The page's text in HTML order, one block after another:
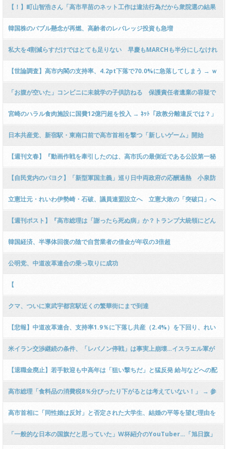
【！】町山智浩さん「高市早苗のネット工作は違法行為だから衆院選の結果
も通過させた法案も全部無効にすべき！」
韓国株のバブル懸念が再燃、高齢者のレバレッジ投資も急増
私大を4割減らすだけではとても足りない 早慶もMARCHも半分にしなけれ
ば生き残れない少子化の現実
【世論調査】高市内閣の支持率、4.2pt下落で70.0%に急落してしまう → ｗ
ｗｗｗｗｗｗｗｗｗｗｗｗｗｗｗｗｗｗｗ
「お腹が空いた」コンビニに未就学の子供訪ねる 保護責任者遺棄の容疑で
付き合ってる男と母逮捕
宮崎のハラル食肉施設に国費12億円超を投入 → ﾈｯﾄ「政教分離違反では？」
「和牛をメッカに向けてアッラーフ・アクバル」「輸出ビジネスの支援でし
ょ？」
日本共産党、新宿駅・東南口前で高市首相を撃つ「新しいゲーム」開始
「流石におかしい」と非難の声相次ぐ
【週刊文春】『動画作戦を牽引したのは、高市氏の最側近である公設第一秘
書・木下剛志氏らだ！』『高市陣営が流した「進次郎は無能」動画《陣営の
メンバーが実名証言》』
【自民党内のパヨク】「新型軍国主義」巡り日中両政府の応酬過熱 小泉防
衛相の演説きっかけ 自民から沈静化促す声
立憲辻元・れいわ伊勢崎・石破、議員連盟設立へ 立憲大敗の「突破口」へ
【週刊ポスト】『高市総理は「謝ったら死ぬ病」か？トランプ大統領にどん
どん似てきた！？』と渾身のレッテル貼り見出しがネットで話題に → ｗｗｗ
ｗｗｗｗｗｗｗｗｗｗｗ
韓国経済、半導体回復の陰で自営業者の借金が年収の3倍超
公明党、中道改革連合の乗っ取りに成功
【
クマ、ついに東武宇都宮駅近くの繁華街にまで到達
【悲報】中道改革連合、支持率1.9％に下落し共産（2.4%）を下回り、れい
わ（1.3%）レベルに → 一方、高市内閣支持率は下落しても70.0％の鉄壁モ
ード継続 ｗｗｗｗｗｗｗｗｗｗｗ
米イラン交渉継続の条件、「レバノン停戦」は事実上崩壊…イスラエル軍が
首都爆撃を発表
【退職金廃止】若手歓迎も中高年は「狙い撃ちだ」と猛反発 給与などへの配
分を新人・若手に厚く中高年に薄く
高市総理「食料品の消費税8％分ぴったり下がるとは考えていない！」 → 参
政党・安藤議員「それだと飲食店には死活問題の増税のダメージが発生す
る！」
高市首相に「同性婚は反対」と否定された大学生、結婚の平等を望む理由を
渋谷で叫ぶ。「隠れずに生きられる社会を」
「一般的な日本の国旗だと思っていた」W杯紹介のYouTuber…「旭日旗」